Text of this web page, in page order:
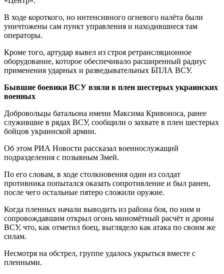
В ходе короткого, но интенсивного огневого налёта были
уничтожены сам пункт управления и находившиеся там
операторы.
Кроме того, артудар вывел из строя ретрансляционное
оборудование, которое обеспечивало расширенный радиус
применения ударных и разведывательных БПЛА ВСУ.
Бывшие боевики ВСУ взяли в плен шестерых украинских
военных
Добровольцы батальона имени Максима Кривоноса, ранее
служившие в рядах ВСУ, сообщили о захвате в плен шестерых
бойцов украинской армии.
Об этом РИА Новости рассказал военнослужащий
подразделения с позывным Змей.
По его словам, в ходе столкновения один из солдат
противника попытался оказать сопротивление и был ранен,
после чего остальные пятеро сложили оружие.
Когда пленных начали выводить из района боя, по ним и
сопровождавшим открыл огонь миномётный расчёт и дроны
ВСУ, что, как отметил боец, выглядело как атака по своим же
силам.
Несмотря на обстрел, группе удалось укрыться вместе с
пленными.